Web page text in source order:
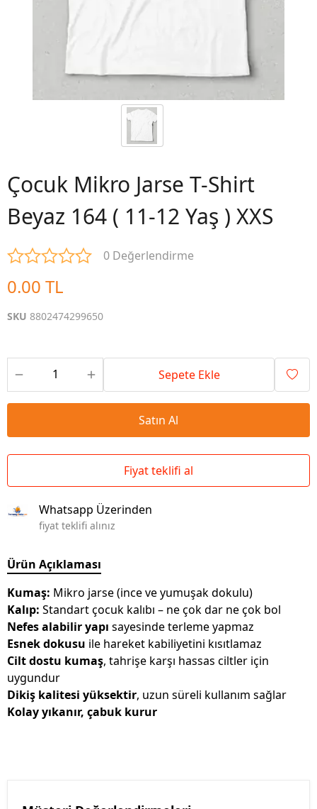
Çocuk Mikro Jarse T-Shirt
Beyaz 164 ( 11-12 Yaş ) XXS
0 Değerlendirme
0.00 TL
SKU 8802474299650
Sepete Ekle
Satın Al
Fiyat teklifi al
Whatsapp Üzerinden
fiyat teklifi alınız
Ürün Açıklaması
Kumaş: Mikro jarse (ince ve yumuşak dokulu)
Kalıp: Standart çocuk kalıbı – ne çok dar ne çok bol
Nefes alabilir yapı sayesinde terleme yapmaz
Esnek dokusu ile hareket kabiliyetini kısıtlamaz
Cilt dostu kumaş, tahrişe karşı hassas ciltler için
uygundur
Dikiş kalitesi yüksektir, uzun süreli kullanım sağlar
Kolay yıkanır, çabuk kurur